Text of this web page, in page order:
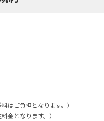
はご負担となります。）
金となります。）